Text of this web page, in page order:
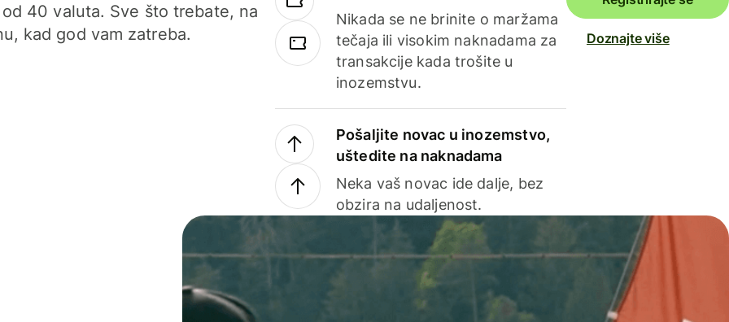
40 valuta. Sve što trebate, na
kad god vam zatreba.
Nikada se ne brinite o maržama
tečaja ili visokim naknadama za
transakcije kada trošite u
inozemstvu.
Pošaljite novac u inozemstvo,
uštedite na naknadama
Neka vaš novac ide dalje, bez
obzira na udaljenost.
Doznajte više